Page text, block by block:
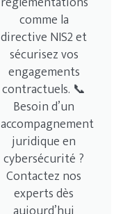
comme la
directive NIS2 et
sécurisez vos
engagements
contractuels. 📞
Besoin d’un
accompagnement
juridique en
cybersécurité ?
Contactez nos
experts dès